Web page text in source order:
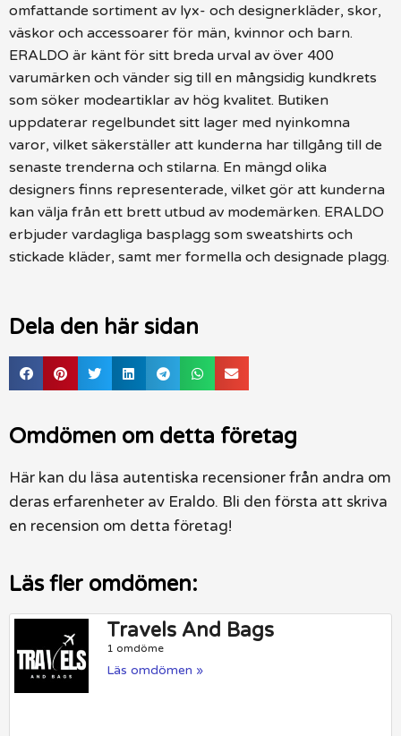
omfattande sortiment av lyx- och designerkläder, skor,
väskor och accessoarer för män, kvinnor och barn.
ERALDO är känt för sitt breda urval av över 400
varumärken och vänder sig till en mångsidig kundkrets
som söker modeartiklar av hög kvalitet. Butiken
uppdaterar regelbundet sitt lager med nyinkomna
varor, vilket säkerställer att kunderna har tillgång till de
senaste trenderna och stilarna. En mängd olika
designers finns representerade, vilket gör att kunderna
kan välja från ett brett utbud av modemärken. ERALDO
erbjuder vardagliga basplagg som sweatshirts och
stickade kläder, samt mer formella och designade plagg.
Dela den här sidan
Omdömen om detta företag
Här kan du läsa autentiska recensioner från andra om
deras erfarenheter av Eraldo. Bli den första att skriva
en recension om detta företag!
Läs fler omdömen:
Travels And Bags
1 omdöme
Läs omdömen »